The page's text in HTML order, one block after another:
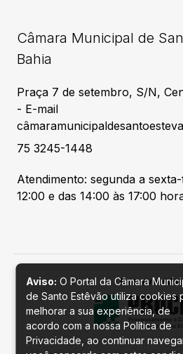
Câmara Municipal de
Bahia
Praça 7 de setembro, S/N,
- E-mail
75 3245-1448
Atendimento: segunda a
12:00 e das 14:00 às 17:00
Desenvolvido
Aviso: O Portal da Câmara
de Santo Estêvão utiliza cookies
melhorar a sua experiência, de
acordo com a nossa Política de
Privacidade, ao continuar